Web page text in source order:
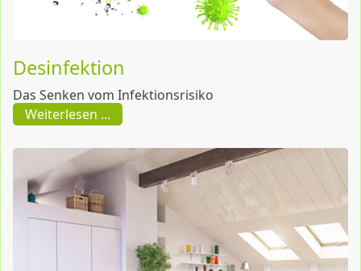
Desinfektion
Das Senken vom Infektionsrisiko
Weiterlesen ...